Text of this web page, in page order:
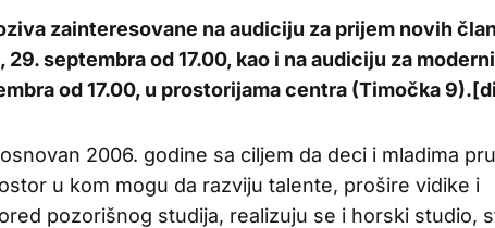
zainteresovane na audiciju za prijem novih
septembra od 17.00, kao i na audiciju za
od 17.00, u prostorijama centra (Timočka
2006. godine sa ciljem da deci i mladima
u kom mogu da razviju talente, prošire vidike i
pozorišnog studija, realizuju se i horski studio,